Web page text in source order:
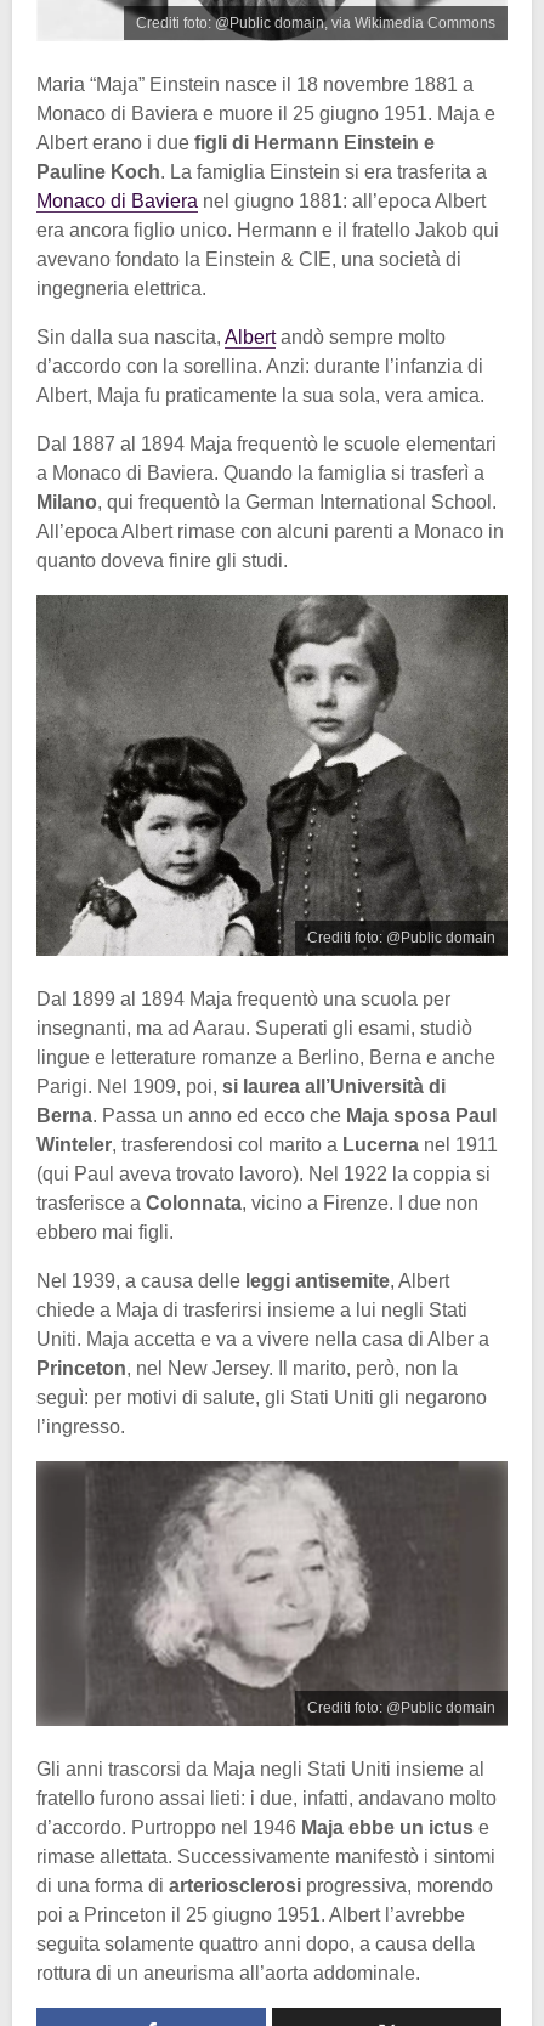
Crediti foto: @Public domain, via Wikimedia Commons
Maria “Maja” Einstein nasce il 18 novembre 1881 a
Monaco di Baviera e muore il 25 giugno 1951. Maja e
Albert erano i due figli di Hermann Einstein e
Pauline Koch. La famiglia Einstein si era trasferita a
Monaco di Baviera nel giugno 1881: all’epoca Albert
era ancora figlio unico. Hermann e il fratello Jakob qui
avevano fondato la Einstein & CIE, una società di
ingegneria elettrica.
Sin dalla sua nascita, Albertandò sempre molto
d’accordo con la sorellina. Anzi: durante l’infanzia di
Albert, Maja fu praticamente la sua sola, vera amica.
Dal 1887 al 1894 Maja frequentò le scuole elementari
a Monaco di Baviera. Quando la famiglia si trasferì a
Milano, qui frequentò la German International School.
All’epoca Albert rimase con alcuni parenti a Monaco in
quanto doveva finire gli studi.
Crediti foto: @Public domain
Dal 1899 al 1894 Maja frequentò una scuola per
insegnanti, ma ad Aarau. Superati gli esami, studiò
lingue e letterature romanze a Berlino, Berna e anche
Parigi. Nel 1909, poi, si laurea all’Università di
Berna. Passa un anno ed ecco che Maja sposa Paul
Winteler, trasferendosi col marito a Lucerna nel 1911
(qui Paul aveva trovato lavoro). Nel 1922 la coppia si
trasferisce a Colonnata, vicino a Firenze. I due non
ebbero mai figli.
Nel 1939, a causa delle leggi antisemite, Albert
chiede a Maja di trasferirsi insieme a lui negli Stati
Uniti. Maja accetta e va a vivere nella casa di Alber a
Princeton, nel New Jersey. Il marito, però, non la
seguì: per motivi di salute, gli Stati Uniti gli negarono
l’ingresso.
Crediti foto: @Public domain
Gli anni trascorsi da Maja negli Stati Uniti insieme al
fratello furono assai lieti: i due, infatti, andavano molto
d’accordo. Purtroppo nel 1946 Maja ebbe un ictus e
rimase allettata. Successivamente manifestò i sintomi
di una forma di arteriosclerosi progressiva, morendo
poi a Princeton il 25 giugno 1951. Albert l’avrebbe
seguita solamente quattro anni dopo, a causa della
rottura di un aneurisma all’aorta addominale.